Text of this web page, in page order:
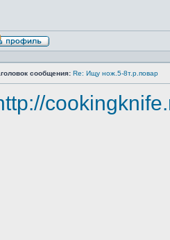
сообщения: Re: Ищу нож.5-8т.р.повар